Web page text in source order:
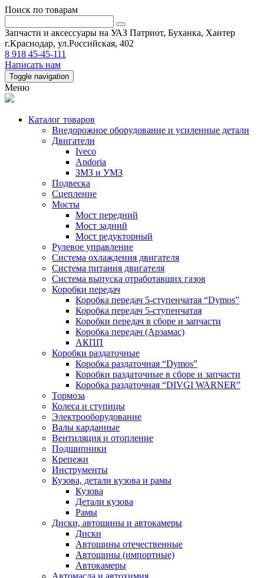
Поиск по товарам
Запчасти и аксессуары на УАЗ Патриот, Буханка, Хантер
г.Краснодар, ул.Российская, 402
8 918 45-45-111
Написать нам
Toggle navigation
Меню
Каталог товаров
Внедорожное оборудование и усиленные детали
Двигатели
Iveco
Andoria
ЗМЗ и УМЗ
Подвеска
Сцепление
Мосты
Мост передний
Мост задний
Мост редукторный
Рулевое управление
Система охлаждения двигателя
Система питания двигателя
Система выпуска отработавших газов
Коробки передач
Коробка передач 5-ступенчатая “Dymos”
Коробка передач 5-ступенчатая
Коробки передач в сборе и запчасти
Коробка передач (Арзамас)
АКПП
Коробки раздаточные
Коробка раздаточная “Dymos”
Коробки раздаточные в сборе и запчасти
Коробка раздаточная “DIVGI WARNER”
Тормоза
Колеса и ступицы
Электрооборудование
Валы карданные
Вентиляция и отопление
Подшипники
Крепежи
Инструменты
Кузова, детали кузова и рамы
Кузова
Детали кузова
Рамы
Диски, автошины и автокамеры
Диски
Автошины отечественные
Автошины (импортные)
Автокамеры
Автомасла и автохимия